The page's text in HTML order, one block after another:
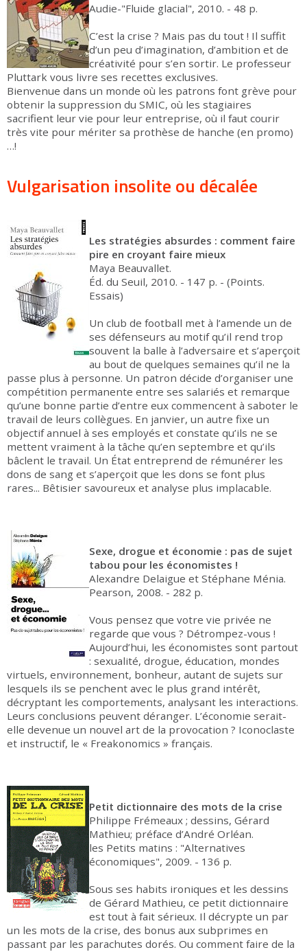
Audie-"Fluide glacial", 2010. - 48 p.
C’est la crise ? Mais pas du tout ! Il suffit
d’un peu d’imagination, d’ambition et de
créativité pour s’en sortir. Le professeur
Pluttark vous livre ses recettes exclusives.
Bienvenue dans un monde où les patrons font grève pour
obtenir la suppression du SMIC, où les stagiaires
sacrifient leur vie pour leur entreprise, où il faut courir
très vite pour mériter sa prothèse de hanche (en promo)
…!
Vulgarisation insolite ou décalée
Les stratégies absurdes : comment faire
pire en croyant faire mieux
Maya Beauvallet.
Éd. du Seuil, 2010. - 147 p. - (Points.
Essais)
Un club de football met à l’amende un de
ses défenseurs au motif qu’il rend trop
souvent la balle à l’adversaire et s’aperçoit
au bout de quelques semaines qu’il ne la
passe plus à personne. Un patron décide d’organiser une
compétition permanente entre ses salariés et remarque
qu’une bonne partie d’entre eux commencent à saboter le
travail de leurs collègues. En janvier, un autre fixe un
objectif annuel à ses employés et constate qu’ils ne se
mettent vraiment à la tâche qu’en septembre et qu’ils
bâclent le travail. Un État entreprend de rémunérer les
dons de sang et s’aperçoit que les dons se font plus
rares... Bêtisier savoureux et analyse plus implacable.
Sexe, drogue et économie : pas de sujet
tabou pour les économistes !
Alexandre Delaigue et Stéphane Ménia.
Pearson, 2008. - 282 p.
Vous pensez que votre vie privée ne
regarde que vous ? Détrompez-vous !
Aujourd’hui, les économistes sont partout
: sexualité, drogue, éducation, mondes
virtuels, environnement, bonheur, autant de sujets sur
lesquels ils se penchent avec le plus grand intérêt,
décryptant les comportements, analysant les interactions.
Leurs conclusions peuvent déranger. L’économie serait-
elle devenue un nouvel art de la provocation ? Iconoclaste
et instructif, le « Freakonomics » français.
Petit dictionnaire des mots de la crise
Philippe Frémeaux ; dessins, Gérard
Mathieu; préface d’André Orléan.
les Petits matins : "Alternatives
économiques", 2009. - 136 p.
Sous ses habits ironiques et les dessins
de Gérard Mathieu, ce petit dictionnaire
est tout à fait sérieux. Il décrypte un par
un les mots de la crise, des bonus aux subprimes en
passant par les parachutes dorés. Ou comment faire de la